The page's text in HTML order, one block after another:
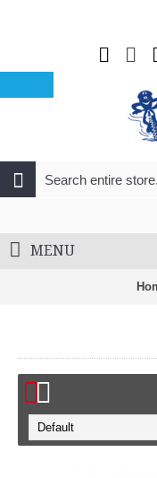
MENU